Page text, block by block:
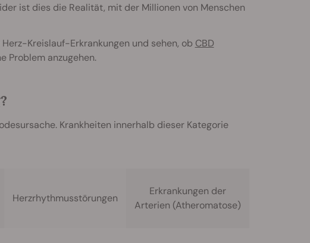
ist dies die Realität, mit der Millionen von Menschen
Kreislauf-Erkrankungen und sehen, ob CBD
Problem anzugehen.
Krankheiten innerhalb dieser Kategorie
Herzrhythmusstörungen
Erkrankungen der
Arterien (Atheromatose)